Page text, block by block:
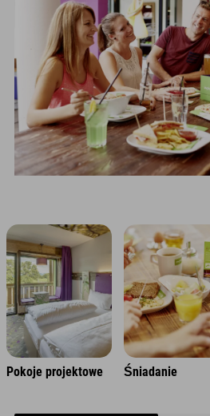
Pokoje projektowe Śniadanie